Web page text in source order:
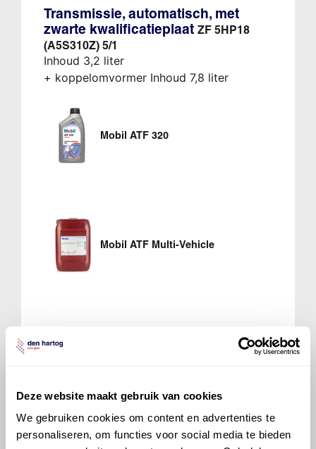
Deze website maakt gebruik van cookies
We gebruiken cookies om content en advertenties te
personaliseren, om functies voor social media te bieden
Transmissie, automatisch, met
zwarte kwalificatieplaat ZF 5HP18
(A5S310Z) 5/1
Inhoud 3,2 liter
+ koppelomvormer Inhoud 7,8 liter
Mobil ATF 320
Mobil ATF Multi-Vehicle